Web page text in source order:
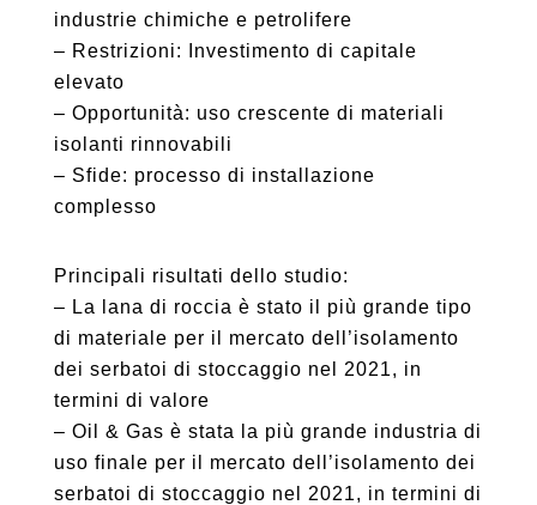
industrie chimiche e petrolifere
– Restrizioni: Investimento di capitale
elevato
– Opportunità: uso crescente di materiali
isolanti rinnovabili
– Sfide: processo di installazione
complesso
Principali risultati dello studio:
– La lana di roccia è stato il più grande tipo
di materiale per il mercato dell’isolamento
dei serbatoi di stoccaggio nel 2021, in
termini di valore
– Oil & Gas è stata la più grande industria di
uso finale per il mercato dell’isolamento dei
serbatoi di stoccaggio nel 2021, in termini di